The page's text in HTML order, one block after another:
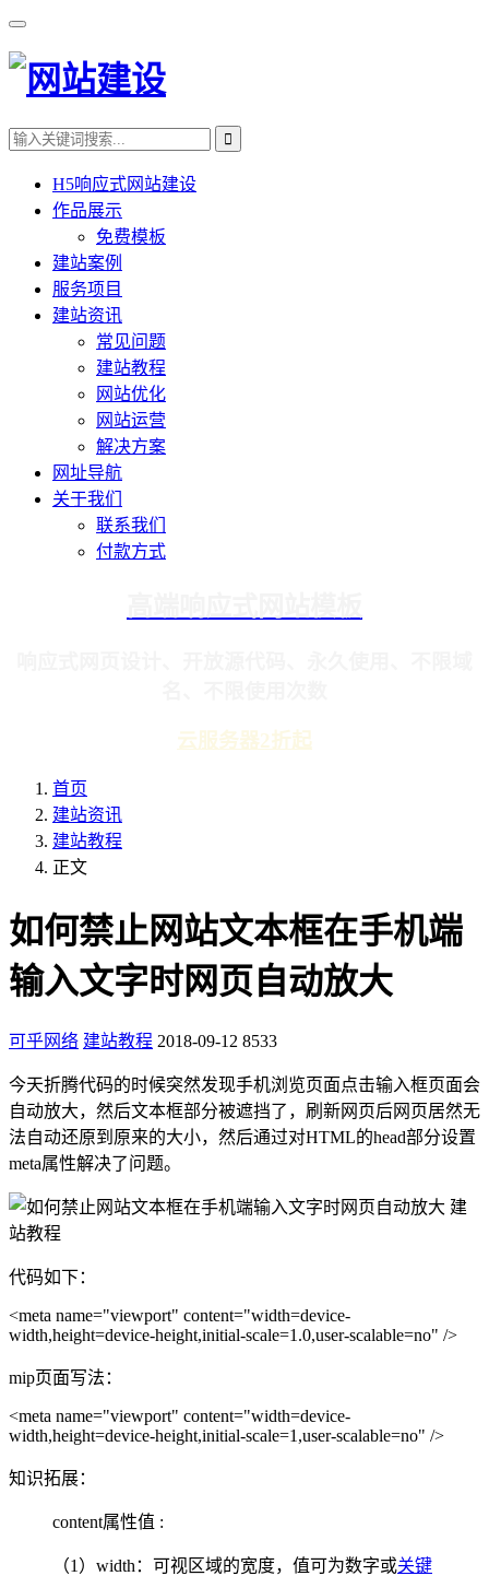
H5响应式网站建设
作品展示
免费模板
建站案例
服务项目
建站资讯
常见问题
建站教程
网站优化
网站运营
解决方案
网址导航
关于我们
联系我们
付款方式
云服务器2折起
首页
建站资讯
建站教程
正文
如何禁止网站文本框在手机端
输入文字时网页自动放大
可乎网络 建站教程 2018-09-12 8533
今天折腾代码的时候突然发现手机浏览页面点击输入框页面会
自动放大，然后文本框部分被遮挡了，刷新网页后网页居然无
法自动还原到原来的大小，然后通过对HTML的head部分设置
meta属性解决了问题。
代码如下：
<meta name="viewport" content="width=device-
width,height=device-height,initial-scale=1.0,user-scalable=no" />
mip页面写法：
<meta name="viewport" content="width=device-
width,height=device-height,initial-scale=1,user-scalable=no" />
知识拓展：
content属性值 :
（1）width：可视区域的宽度，值可为数字或关键